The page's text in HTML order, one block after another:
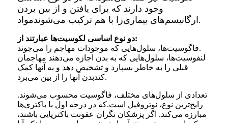
وجود دارند که برای یافتن و از بین بردن
ارگانیسم‌های بیماری‌زا با هم ترکیب می‌شوندمواد.
دو نوع اساسی لکوسیت‌ها عبارتند از:
فاگوسیت‌ها، سلول‌هایی که موجودات مهاجم را می‌جوند.
لنفوسیت‌ها، سلول‌هایی که به بدن اجازه می‌دهند مهاجمان
قبلی را به خاطر بسپارد و تشخیص دهد و به آنها کمک
کندبدن آنها را از بین می‌برد.
تعدادی از سلول‌های مختلف، فاگوسیت محسوب می‌شوند.
رایج‌ترین نوع، نوتروفیل است.که در درجه اول با باکتری‌ها
مبارزه می‌کند. اگر پزشکان نگران عفونت باکتریایی باشند،